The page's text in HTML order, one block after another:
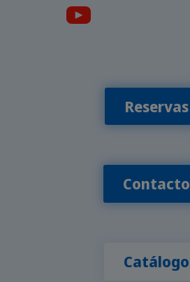
Reservas
Contacto
Catálogo